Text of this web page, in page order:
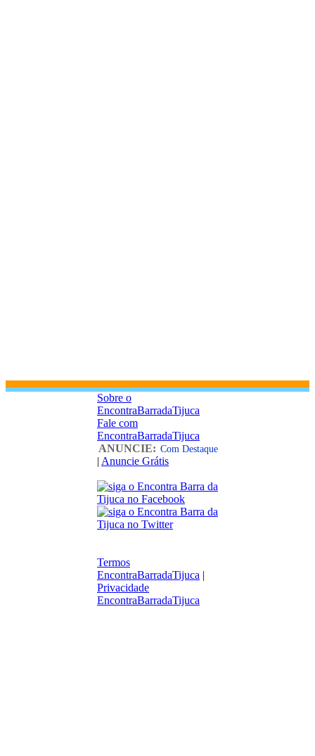
Sobre o
EncontraBarradaTijuca
Fale com
EncontraBarradaTijuca
ANUNCIE: Com Destaque
| Anuncie Grátis
Termos
EncontraBarradaTijuca |
Privacidade
EncontraBarradaTijuca